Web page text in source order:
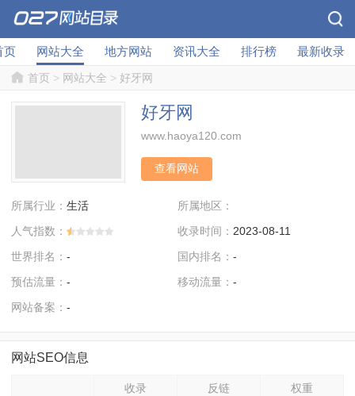
页 网站大全 地方网站 资讯大全 排行榜 最新收录
首页 > 网站大全 > 好牙网
好牙网
www.haoya120.com
查看网站
所属行业： 生活
所属地区：
人气指数：
收录时间： 2023-08-11
世界排名： - 国内排名： -
预估流量： - 移动流量： -
网站备案： -
网站SEO信息
收录 反链 权重